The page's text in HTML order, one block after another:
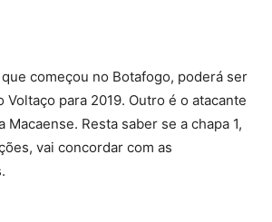
começou no Botafogo, poderá ser
para 2019. Outro é o atacante
Macaense. Resta saber se a chapa 1,
vai concordar com as